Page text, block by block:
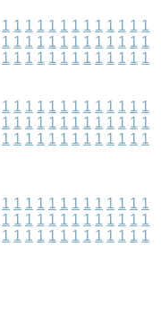
1 1 1 1 1 1 1 1 1 1 1 1 1
1 1 1 1 1 1 1 1 1 1 1 1 1
1 1 1 1 1 1 1 1 1 1 1 1 1
1 1 1 1 1 1 1 1 1 1 1 1 1
1 1 1 1 1 1 1 1 1 1 1 1 1
1 1 1 1 1 1 1 1 1 1 1 1 1
1 1 1 1 1 1 1 1 1 1 1 1 1
1 1 1 1 1 1 1 1 1 1 1 1 1
1 1 1 1 1 1 1 1 1 1 1 1 1